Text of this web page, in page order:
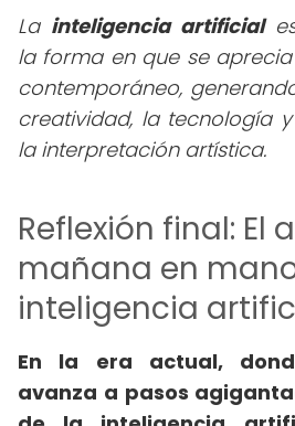
La inteligencia artificial
la forma en que se
contemporáneo,
creatividad, la tecnología
la interpretación artística.
Reflexión final: El
mañana en
inteligencia
En la era actual,
avanza a pasos